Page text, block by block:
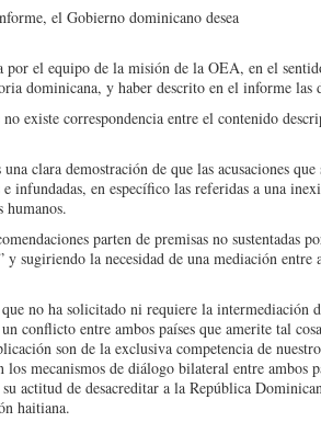
el Gobierno dominicano desea
el equipo de la misión de la OEA, en el
dominicana, y haber descrito en el informe las
existe correspondencia entre el contenido
clara demostración de que las acusaciones
infundadas, en específico las referidas a una
humanos.
parten de premisas no
sugiriendo la necesidad de una mediación entre
no ha solicitado ni requiere la intermediación
conflicto entre ambos países que amerite tal
son de la exclusiva competencia de
mecanismos de diálogo bilateral entre ambos
actitud de desacreditar a la República
haitiana.